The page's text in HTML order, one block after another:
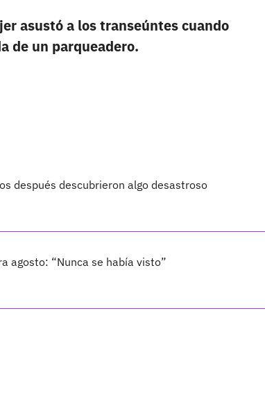
asustó a los transeúntes cuando
de un parqueadero.
después descubrieron algo desastroso
agosto: “Nunca se había visto”